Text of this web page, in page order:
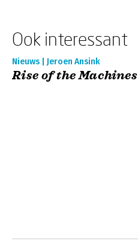
Ook interessant
Nieuws | Jeroen Ansink
Rise of the Machines